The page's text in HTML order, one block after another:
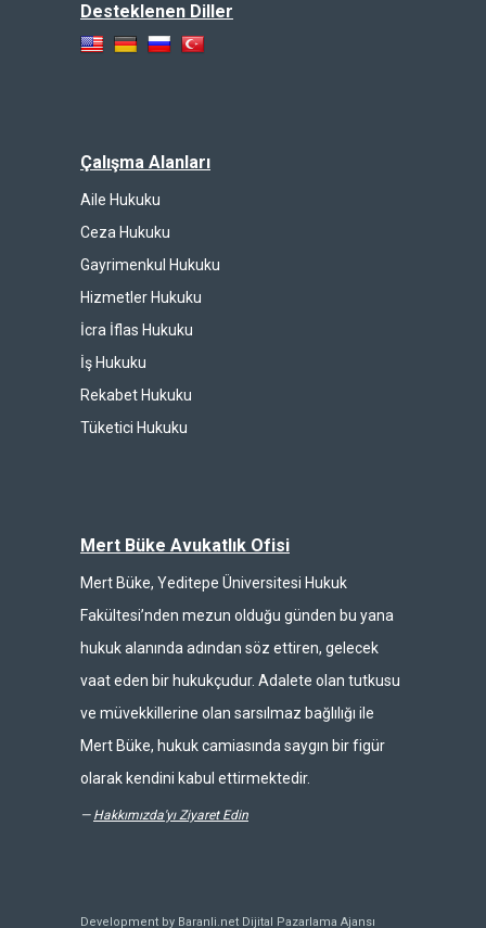
Desteklenen Diller
Çalışma Alanları
Aile Hukuku
Ceza Hukuku
Gayrimenkul Hukuku
Hizmetler Hukuku
İcra İflas Hukuku
İş Hukuku
Rekabet Hukuku
Tüketici Hukuku
Mert Büke Avukatlık Ofisi
Mert Büke, Yeditepe Üniversitesi Hukuk
Fakültesi’nden mezun olduğu günden bu yana
hukuk alanında adından söz ettiren, gelecek
vaat eden bir hukukçudur. Adalete olan tutkusu
ve müvekkillerine olan sarsılmaz bağlılığı ile
Mert Büke, hukuk camiasında saygın bir figür
olarak kendini kabul ettirmektedir.
— Hakkımızda'yı Ziyaret Edin
Development by Baranli.net Dijital Pazarlama Ajansı